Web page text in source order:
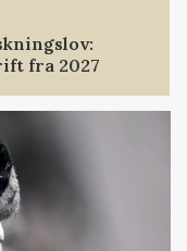
fra 2027